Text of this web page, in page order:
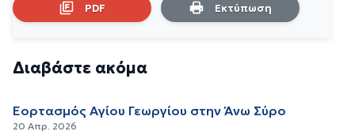
PDF Εκτύπωση
Διαβάστε ακόμα
Εορτασμός Αγίου Γεωργίου στην Άνω Σύρο
20 Απρ. 2026